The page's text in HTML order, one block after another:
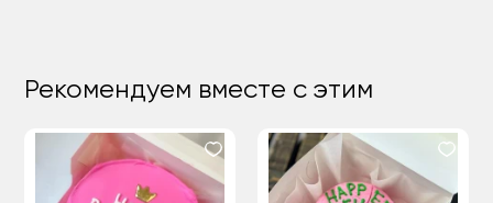
Рекомендуем вместе с этим